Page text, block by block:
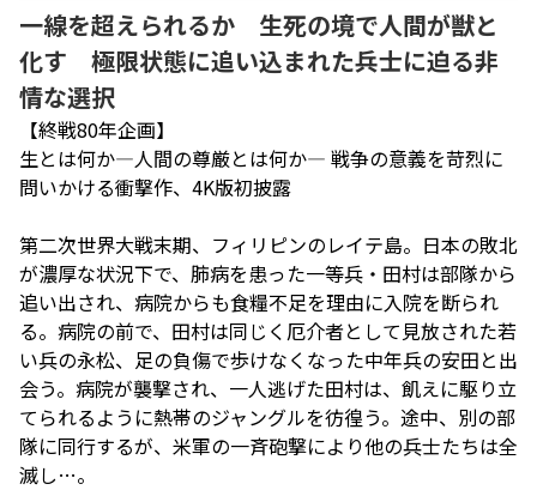
一線を超えられるか 生死の境で人間が獣と
化す 極限状態に追い込まれた兵士に迫る非
情な選択
【終戦80年企画】
生とは何か―人間の尊厳とは何か― 戦争の意義を苛烈に
問いかける衝撃作、4K版初披露
第二次世界大戦末期、フィリピンのレイテ島。日本の敗北
が濃厚な状況下で、肺病を患った一等兵・田村は部隊から
追い出され、病院からも食糧不足を理由に入院を断られ
る。病院の前で、田村は同じく厄介者として見放された若
い兵の永松、足の負傷で歩けなくなった中年兵の安田と出
会う。病院が襲撃され、一人逃げた田村は、飢えに駆り立
てられるように熱帯のジャングルを彷徨う。途中、別の部
隊に同行するが、米軍の一斉砲撃により他の兵士たちは全
滅し…。